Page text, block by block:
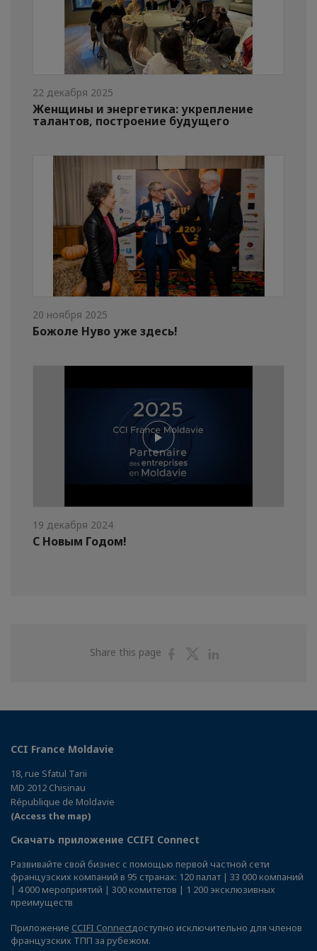
22 декабря 2025
Женщины и энергетика: укрепление
талантов, построение будущего
20 ноября 2025
Божоле Нуво уже здесь!
19 декабря 2024
С Новым Годом!
Share this page
ShareShare
CCI France Moldavie
18, rue Sfatul Tarii
MD 2012 Chisinau
République de Moldavie
(Access the map)
Скачать приложение CCIFI Connect
Развивайте свой бизнес с помощью первой частной сети
французских компаний в 95 странах: 120 палат | 33 000 компаний
| 4 000 мероприятий | 300 комитетов | 1 200 эксклюзивных
преимуществ
Приложение CCIFI Connectдоступно исключительно для членов
французских ТПП за рубежом.